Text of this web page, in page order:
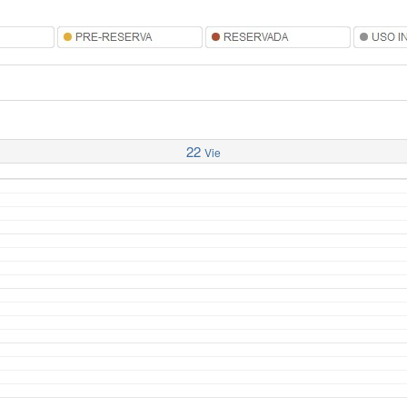
22 Vie